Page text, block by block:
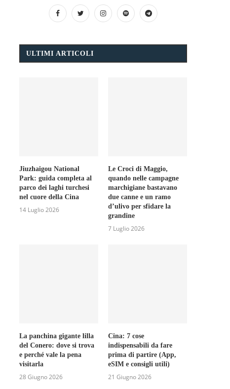
ULTIMI ARTICOLI
Jiuzhaigou National
Park: guida completa al
parco dei laghi turchesi
nel cuore della Cina
14 Luglio 2026
Le Croci di Maggio,
quando nelle campagne
marchigiane bastavano
due canne e un ramo
d’ulivo per sfidare la
grandine
7 Luglio 2026
La panchina gigante lilla
del Conero: dove si trova
e perché vale la pena
visitarla
28 Giugno 2026
Cina: 7 cose
indispensabili da fare
prima di partire (App,
eSIM e consigli utili)
21 Giugno 2026